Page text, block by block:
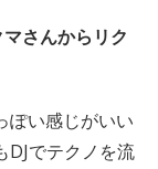
さんからリク
ぽい感じがいい
DJでテクノを流